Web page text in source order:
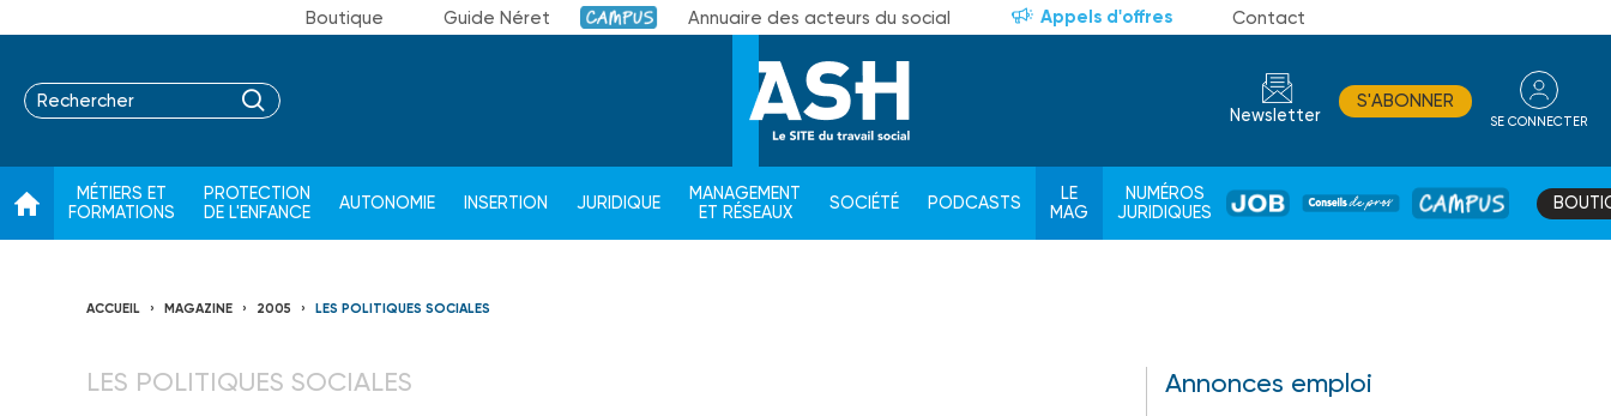
Boutique Guide Néret Campus Annuaire des acteurs du social Appels d'offres Contact
Newsletter
S'ABONNER
SE CONNECTER
MÉTIERS ET
FORMATIONS
PROTECTION
DE L'ENFANCE
AUTONOMIE INSERTION JURIDIQUE
MANAGEMENT
ET RÉSEAUX
SOCIÉTÉ PODCASTS
LE
MAG
NUMÉROS
JURIDIQUES
JOB
DE
CAMPUS
ACCUEIL MAGAZINE 2005 LES POLITIQUES SOCIALES
LES POLITIQUES SOCIALES Annonces emploi